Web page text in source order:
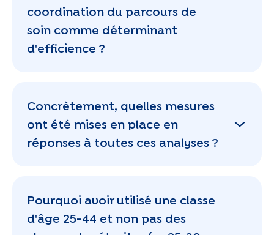
coordination du parcours de
soin comme déterminant
d'efficience ?
Concrètement, quelles mesures
ont été mises en place en
réponses à toutes ces analyses ?
Pourquoi avoir utilisé une classe
d'âge 25-44 et non pas des